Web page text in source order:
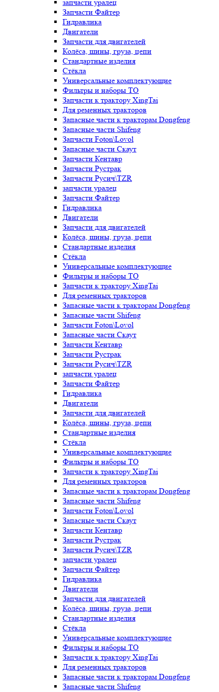
запчасти уралец
Запчасти Файтер
Гидравлика
Двигатели
Запчасти для двигателей
Колёса, шины, груза, цепи
Стандартные изделия
Стёкла
Универсальные комплектующие
Фильтры и наборы ТО
Запчасти к трактору XingTai
Для ременных тракторов
Запасные части к тракторам Dongfeng
Запасные части Shifeng
Запчасти Foton\Lovol
Запасные части Скаут
Запчасти Кентавр
Запчасти Рустрак
Запчасти Русич\TZR
запчасти уралец
Запчасти Файтер
Гидравлика
Двигатели
Запчасти для двигателей
Колёса, шины, груза, цепи
Стандартные изделия
Стёкла
Универсальные комплектующие
Фильтры и наборы ТО
Запчасти к трактору XingTai
Для ременных тракторов
Запасные части к тракторам Dongfeng
Запасные части Shifeng
Запчасти Foton\Lovol
Запасные части Скаут
Запчасти Кентавр
Запчасти Рустрак
Запчасти Русич\TZR
запчасти уралец
Запчасти Файтер
Гидравлика
Двигатели
Запчасти для двигателей
Колёса, шины, груза, цепи
Стандартные изделия
Стёкла
Универсальные комплектующие
Фильтры и наборы ТО
Запчасти к трактору XingTai
Для ременных тракторов
Запасные части к тракторам Dongfeng
Запасные части Shifeng
Запчасти Foton\Lovol
Запасные части Скаут
Запчасти Кентавр
Запчасти Рустрак
Запчасти Русич\TZR
запчасти уралец
Запчасти Файтер
Гидравлика
Двигатели
Запчасти для двигателей
Колёса, шины, груза, цепи
Стандартные изделия
Стёкла
Универсальные комплектующие
Фильтры и наборы ТО
Запчасти к трактору XingTai
Для ременных тракторов
Запасные части к тракторам Dongfeng
Запасные части Shifeng